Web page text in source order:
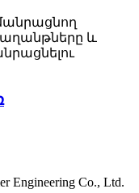
Engineering Co., Ltd.